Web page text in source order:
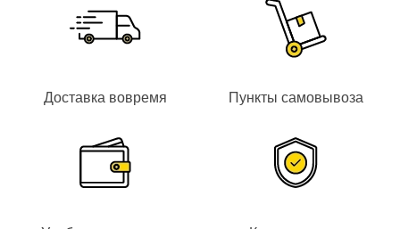
Доставка вовремя Пункты самовывоза